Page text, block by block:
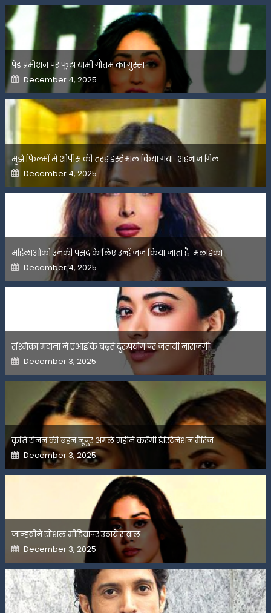
पेड प्रमोशन पर फूटा यामी गौतम का गुस्सा
Posted
on
December 4, 2025
मुझे फिल्मों में शोपीस की तरह इस्तेमाल किया गया-शहनाज गिल
Posted
on
December 4, 2025
महिलाओंको उनकी पसंद के लिए उन्हें जज किया जाता है-मलाइका
Posted
on
December 4, 2025
रश्मिका मंदाना ने एआई के बढ़ते दुरुपयोग पर जतायी नाराजगी
Posted
on
December 3, 2025
कृति सेनन की बहन नूपुर अगले महीने करेंगी डेस्टिनेशन मैरिज
Posted
on
December 3, 2025
जान्हवीने सोशल मीडियापर उठाये सवाल
Posted
on
December 3, 2025